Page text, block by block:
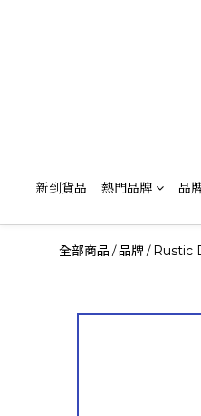
新到貨品 熱門品牌 品
全部商品 /品牌/Rustic